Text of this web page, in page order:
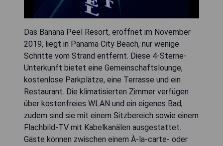
Das Banana Peel Resort, eröffnet im November
2019, liegt in Panama City Beach, nur wenige
Schritte vom Strand entfernt. Diese 4-Sterne-
Unterkunft bietet eine Gemeinschaftslounge,
kostenlose Parkplätze, eine Terrasse und ein
Restaurant. Die klimatisierten Zimmer verfügen
über kostenfreies WLAN und ein eigenes Bad;
zudem sind sie mit einem Sitzbereich sowie einem
Flachbild-TV mit Kabelkanälen ausgestattet.
Gäste können zwischen einem À-la-carte- oder